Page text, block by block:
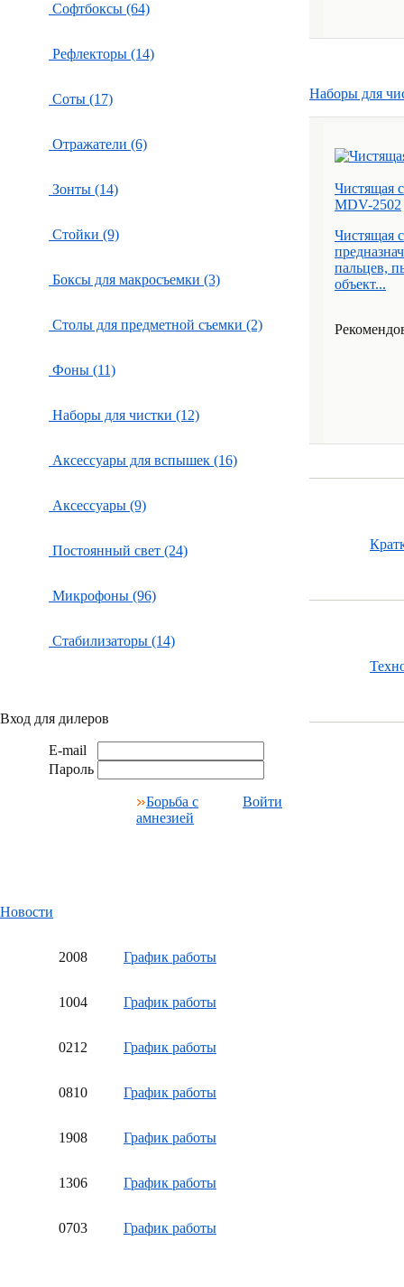
Софтбоксы (64)
Рефлекторы (14)
Соты (17)
Отражатели (6)
Зонты (14)
Стойки (9)
Боксы для макросъемки (3)
Столы для предметной съемки (2)
Фоны (11)
Наборы для чистки (12)
Аксессуары для вспышек (16)
Аксессуары (9)
Постоянный свет (24)
Микрофоны (96)
Стабилизаторы (14)
Вход для дилеров
E-mail
Пароль
Борьба с
амнезией
Войти
Новости
2008 График работы
1004 График работы
0212 График работы
0810 График работы
1908 График работы
1306 График работы
0703 График работы
Наборы для
Чистящая
MDV-2502
Чистящая
пальцев,
объект...